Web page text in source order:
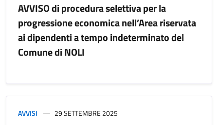
AVVISO di procedura selettiva per la
progressione economica nell’Area riservata
ai dipendenti a tempo indeterminato del
Comune di NOLI
AVVISI 29 SETTEMBRE 2025